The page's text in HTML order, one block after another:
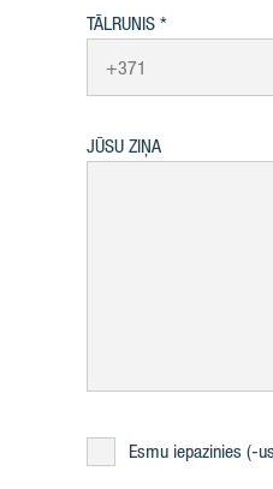
TĀLRUNIS
JŪSU ZIŅA
Esmu iepazinies (-